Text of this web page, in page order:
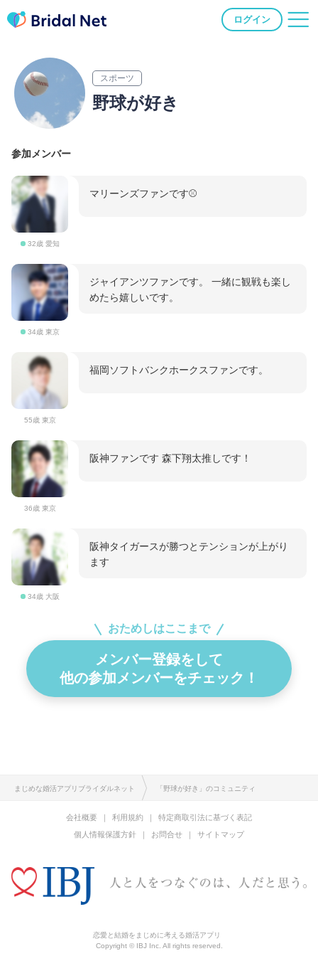
ログイン
スポーツ
野球が好き
参加メンバー
32歳 愛知
マリーンズファンです⚾️
34歳 東京
ジャイアンツファンです。 一緒に観戦も楽し
めたら嬉しいです。
55歳 東京
福岡ソフトバンクホークスファンです。
36歳 東京
阪神ファンです 森下翔太推しです！
34歳 大阪
阪神タイガースが勝つとテンションが上がり
ます
おためしはここまで
メンバー登録をして
他の参加メンバーをチェック！
まじめな婚活アプリブライダルネット 「野球が好き」のコミュニティ
会社概要 利用規約
特定商取引法に基づく表記
個人情報保護方針
お問合せ サイトマップ
恋愛と結婚をまじめに考える婚活アプリ
Copyright © IBJ Inc. All rights reserved.